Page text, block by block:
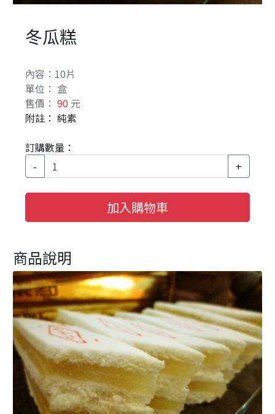
禮
賞
列
冬瓜糕
內容：10片
單位： 盒
售價：90 元
附註： 純素
訂購數量：
-
+
加入購物車
商品說明